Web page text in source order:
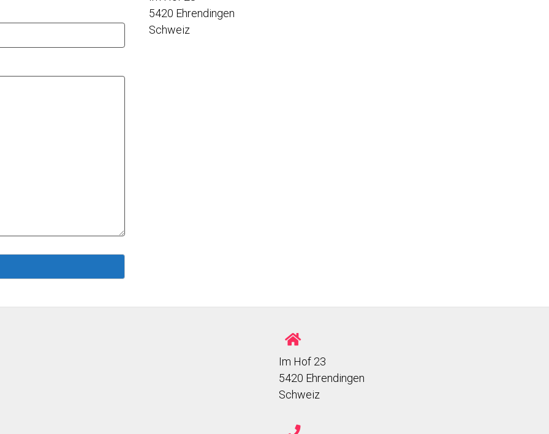
5420 Ehrendingen
Schweiz
Im Hof 23
5420 Ehrendingen
Schweiz